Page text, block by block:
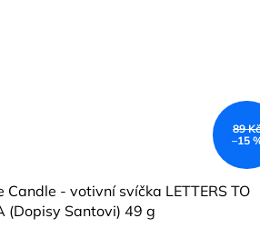
89
–15
Candle - votivní svíčka LETTERS TO
(Dopisy Santovi) 49 g